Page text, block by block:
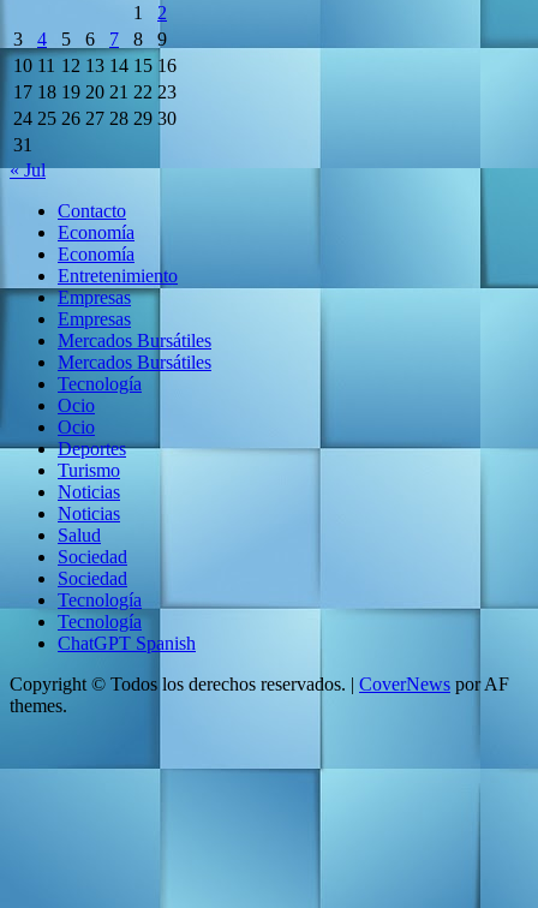
1
2
3
4 5 6 7 8
9
10 11 12 13 14 15 16
17 18 19 20 21 22 23
24 25 26 27 28 29 30
31
« Jul
Contacto
Economía
Economía
Entretenimiento
Empresas
Empresas
Mercados Bursátiles
Mercados Bursátiles
Tecnología
Ocio
Ocio
Deportes
Turismo
Noticias
Noticias
Salud
Sociedad
Sociedad
Tecnología
Tecnología
ChatGPT Spanish
Copyright © Todos los derechos reservados. | CoverNews por AF
themes.